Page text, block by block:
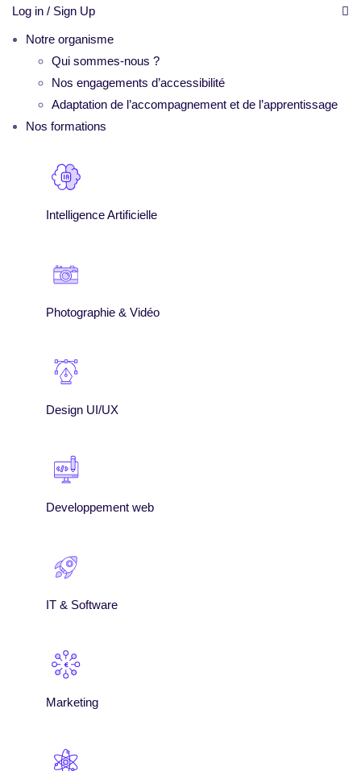
Log in / Sign Up
Notre organisme
Qui sommes-nous ?
Nos engagements d’accessibilité
Adaptation de l’accompagnement et de l’apprentissage
Nos formations
Intelligence Artificielle
Photographie & Vidéo
Design UI/UX
Developpement web
IT & Software
Marketing